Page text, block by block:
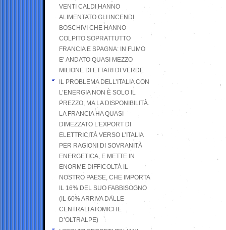
VENTI CALDI HANNO
ALIMENTATO GLI INCENDI
BOSCHIVI CHE HANNO
COLPITO SOPRATTUTTO
FRANCIA E SPAGNA: IN FUMO
E’ ANDATO QUASI MEZZO
MILIONE DI ETTARI DI VERDE
IL PROBLEMA DELL’ITALIA CON
L’ENERGIA NON È SOLO IL
PREZZO, MA LA DISPONIBILITÀ.
LA FRANCIA HA QUASI
DIMEZZATO L’EXPORT DI
ELETTRICITÀ VERSO L’ITALIA
PER RAGIONI DI SOVRANITÀ
ENERGETICA, E METTE IN
ENORME DIFFICOLTÀ IL
NOSTRO PAESE, CHE IMPORTA
IL 16% DEL SUO FABBISOGNO
(IL 60% ARRIVA DALLE
CENTRALI ATOMICHE
D’OLTRALPE)